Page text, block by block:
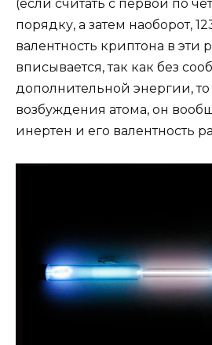
(если считать с первой по
порядку, а затем наоборот,
валентность криптона в эти
вписывается, так как без
дополнительной энергии, то
возбуждения атома, он
инертен и его валентность